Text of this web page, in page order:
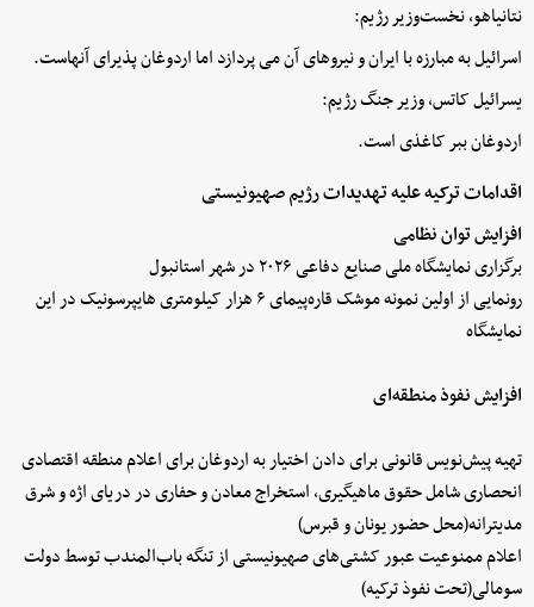
نتانیاهو، نخست‌وزیر رژیم:
اسرائیل به مبارزه با ایران و نیروهای آن می پردازد اما اردوغان پذیرای آنهاست.
یسرائیل کاتس، وزیر جنگ رژیم:
اردوغان ببر کاغذی است.
اقدامات ترکیه علیه تهدیدات رژیم صهیونیستی
افزایش توان نظامی
برگزاری نمایشگاه ملی صنایع دفاعی ۲۰۲۶ در شهر استانبول
رونمایی از اولین نمونه موشک قاره‌پیمای ۶ هزار کیلومتری هایپرسونیک در این
نمایشگاه
افزایش نفوذ منطقه‌ای
تهیه پیش‌نویس قانونی برای دادن اختیار به اردوغان برای اعلام منطقه اقتصادی
انحصاری شامل حقوق ماهیگیری، استخراج معادن و حفاری در دریای اژه و شرق
مدیترانه(محل حضور یونان و قبرس)
اعلام ممنوعیت عبور کشتی‌های صهیونیستی از تنگه باب‌المندب توسط دولت
سومالی(تحت نفوذ ترکیه)